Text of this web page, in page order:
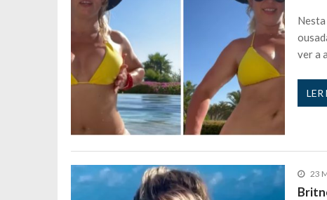
Sara Santos fica em “pânico” durante
Filipe Delgado volta a imitar o
Gonçalo Quinaz CRITICA “dança” de
Catarina Miranda revela “cachet”
PSP já tomou medidas em relação ao
Inês e Dylan divertem fãs com vídeo
Francisco Monteiro GASTAVA cerca
ver a a
LER
23